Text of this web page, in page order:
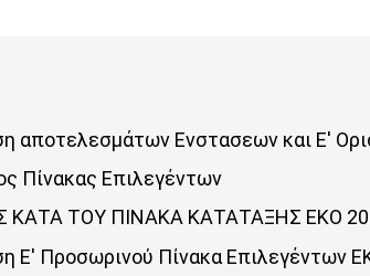
αποτελεσμάτων Ενστασεων και Ε'
Πίνακας Επιλεγέντων
ΚΑΤΑ ΤΟΥ ΠΙΝΑΚΑ ΚΑΤΑΤΑΞΗΣ ΕΚΟ
Ε' Προσωρινού Πίνακα Επιλεγέντων